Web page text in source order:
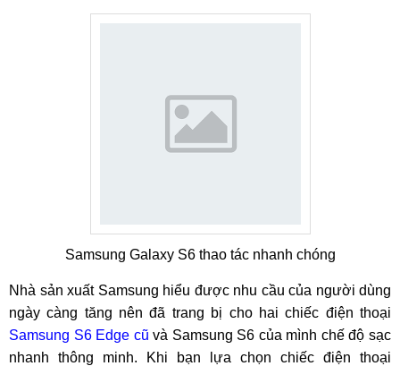
Samsung Galaxy S6 thao tác nhanh chóng
Nhà sản xuất Samsung hiểu được nhu cầu của người dùng
ngày càng tăng nên đã trang bị cho hai chiếc điện thoại
Samsung S6 Edge cũ và Samsung S6 của mình chế độ sạc
nhanh thông minh. Khi bạn lựa chọn chiếc điện thoại